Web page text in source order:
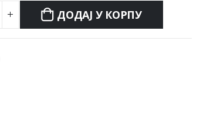
ДОДАЈ У КОРПУ